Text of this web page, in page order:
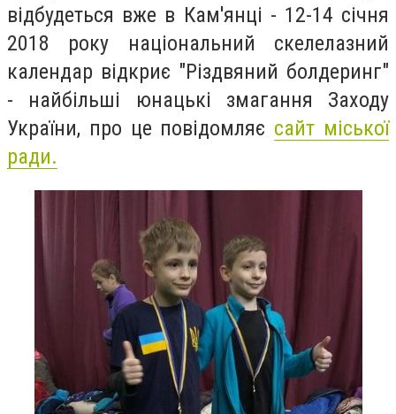
відбудеться вже в Кам'янці - 12-14 січня
2018 року національний скелелазний
календар відкриє "Різдвяний болдеринг"
- найбільші юнацькі змагання Заходу
України, про це повідомляє сайт міської
ради.